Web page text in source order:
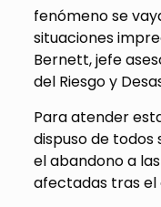
fenómeno se
situaciones
Bernett, jefe
del Riesgo y
Para atender
dispuso de todos
el abandono a
afectadas tras el